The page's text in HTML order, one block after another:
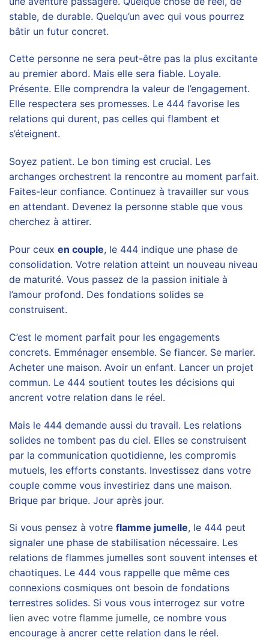
stable, de durable. Quelqu’un avec qui vous pourrez
bâtir un futur concret.
Cette personne ne sera peut-être pas la plus excitante
au premier abord. Mais elle sera fiable. Loyale.
Présente. Elle comprendra la valeur de l’engagement.
Elle respectera ses promesses. Le 444 favorise les
relations qui durent, pas celles qui flambent et
s’éteignent.
Soyez patient. Le bon timing est crucial. Les
archanges orchestrent la rencontre au moment parfait.
Faites-leur confiance. Continuez à travailler sur vous
en attendant. Devenez la personne stable que vous
cherchez à attirer.
Pour ceux en couple, le 444 indique une phase de
consolidation. Votre relation atteint un nouveau niveau
de maturité. Vous passez de la passion initiale à
l’amour profond. Des fondations solides se
construisent.
C’est le moment parfait pour les engagements
concrets. Emménager ensemble. Se fiancer. Se marier.
Acheter une maison. Avoir un enfant. Lancer un projet
commun. Le 444 soutient toutes les décisions qui
ancrent votre relation dans le réel.
Mais le 444 demande aussi du travail. Les relations
solides ne tombent pas du ciel. Elles se construisent
par la communication quotidienne, les compromis
mutuels, les efforts constants. Investissez dans votre
couple comme vous investiriez dans une maison.
Brique par brique. Jour après jour.
Si vous pensez à votre flamme jumelle, le 444 peut
signaler une phase de stabilisation nécessaire. Les
relations de flammes jumelles sont souvent intenses et
chaotiques. Le 444 vous rappelle que même ces
connexions cosmiques ont besoin de fondations
terrestres solides. Si vous vous interrogez sur votre
lien avec votre flamme jumelle, ce nombre vous
encourage à ancrer cette relation dans le réel.